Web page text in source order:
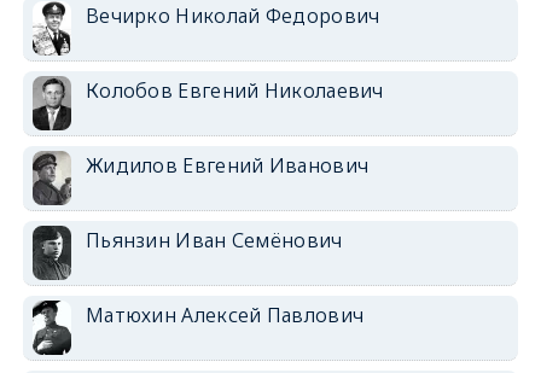
Вечирко Николай Федорович
Колобов Евгений Николаевич
Жидилов Евгений Иванович
Пьянзин Иван Семёнович
Матюхин Алексей Павлович